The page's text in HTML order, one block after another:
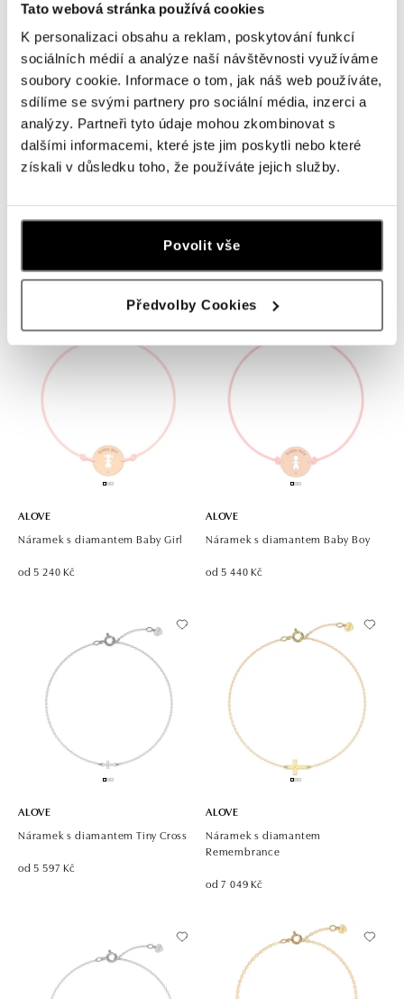
Tato webová stránka používá cookies
K personalizaci obsahu a reklam, poskytování funkcí
sociálních médií a analýze naší návštěvnosti využíváme
soubory cookie. Informace o tom, jak náš web používáte,
sdílíme se svými partnery pro sociální média, inzerci a
analýzy. Partneři tyto údaje mohou zkombinovat s
dalšími informacemi, které jste jim poskytli nebo které
získali v důsledku toho, že používáte jejich služby.
Povolit vše
Předvolby Cookies
ALOVE
Diamantový náramek se šňůrkou
od 4 703 Kč
ALOVE
Náramek s diamantem Glory
Religion
od 5 234 Kč
ALOVE
Náramek s diamantem Baby Girl
od 5 240 Kč
ALOVE
Náramek s diamantem Baby Boy
od 5 440 Kč
ALOVE
Náramek s diamantem Tiny Cross
od 5 597 Kč
ALOVE
Náramek s diamantem
Remembrance
od 7 049 Kč